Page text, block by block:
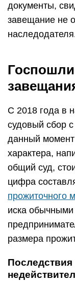
документы,
завещание не
С 2018 года в
судовый сбор
данный
характера,
общий суд,
цифра
прожиточного
иска
размера
Последствия